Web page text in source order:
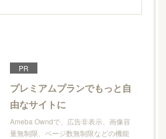
PR
プレミアムプランでもっと自
由なサイトに
Ameba Owndで、広告非表示、画像容
量無制限、ページ数無制限などの機能